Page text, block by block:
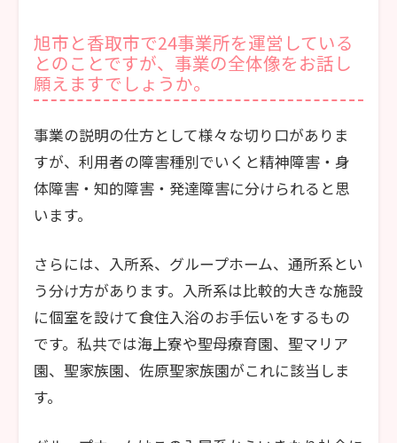
旭市と香取市で24事業所を運営している
とのことですが、事業の全体像をお話し
願えますでしょうか。
事業の説明の仕方として様々な切り口がありま
すが、利用者の障害種別でいくと精神障害・身
体障害・知的障害・発達障害に分けられると思
います。
さらには、入所系、グループホーム、通所系とい
う分け方があります。入所系は比較的大きな施設
に個室を設けて食住入浴のお手伝いをするもの
です。私共では海上寮や聖母療育園、聖マリア
園、聖家族園、佐原聖家族園がこれに該当しま
す。